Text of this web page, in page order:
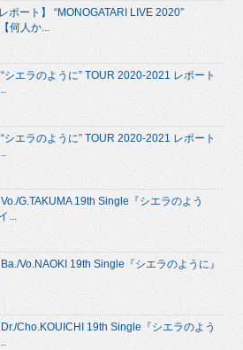
ポート】 “MONOGATARI LIVE 2020”
何人か...
シエラのように” TOUR 2020-2021 レポート
シエラのように” TOUR 2020-2021 レポート
G.TAKUMA 19th Single『シエラのよう
...
Vo.NAOKI 19th Single『シエラのように』
Cho.KOUICHI 19th Single『シエラのよう